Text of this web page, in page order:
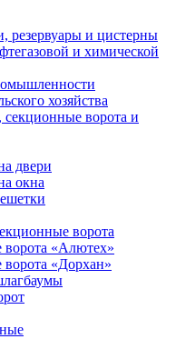
и цистерны
и химической
хозяйства
секционные ворота и
двери
окна
ворота
«Алютех»
«Дорхан»